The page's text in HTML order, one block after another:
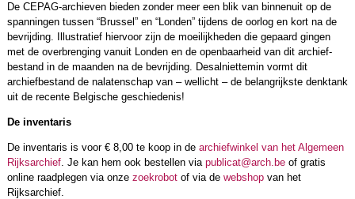
De CEPAG-archieven bieden zonder meer een blik van binnenuit op de
spanningen tussen “Brussel” en “Londen” tijdens de oorlog en kort na de
bevrijding. Illustratief hiervoor zijn de moeilijkheden die gepaard gingen
met de overbrenging vanuit Londen en de openbaarheid van dit archief­
bestand in de maanden na de bevrijding. Desalniettemin vormt dit
archiefbestand de nalatenschap van – wellicht – de belangrijkste denktank
uit de recente Belgische geschiedenis!
De inventaris
De inventaris is voor € 8,00 te koop in de archiefwinkel van het Algemeen
Rijksarchief. Je kan hem ook bestellen via publicat@arch.beof gratis
online raadplegen via onze zoekrobotof via de webshopvan het
Rijksarchief.